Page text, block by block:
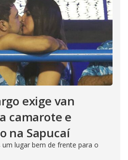
exige van
camarote e
na Sapucaí
lugar bem de frente para o